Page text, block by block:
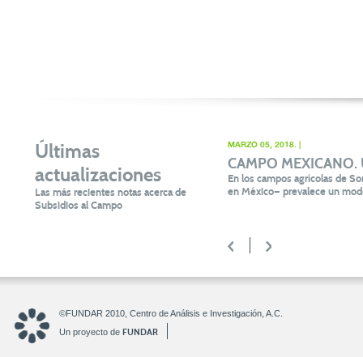
Últimas
actualizaciones
Las más recientes notas acerca de
Subsidios al Campo
MARZO 05, 2018. |
CAMPO
En los campos agrícolas de
en México— prevalece un
< >
©FUNDAR 2010, Centro de Análisis e Investigación, A.C.
Un proyecto de FUNDAR